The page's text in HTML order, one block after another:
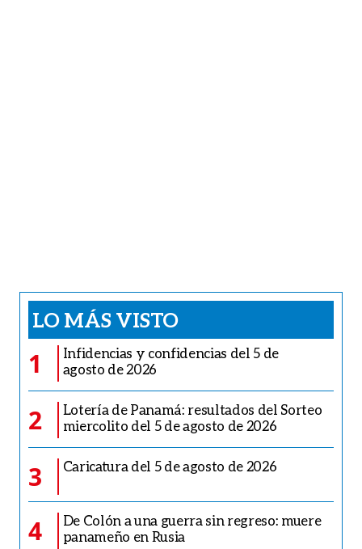
LO MÁS VISTO
1
Infidencias y confidencias del 5 de
agosto de 2026
2
Lotería de Panamá: resultados del Sorteo
miercolito del 5 de agosto de 2026
3 Caricatura del 5 de agosto de 2026
4
De Colón a una guerra sin regreso: muere
panameño en Rusia